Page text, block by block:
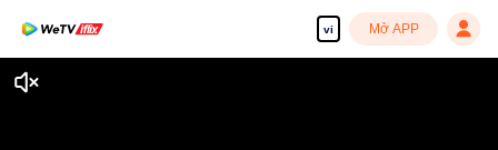
vi Mở APP